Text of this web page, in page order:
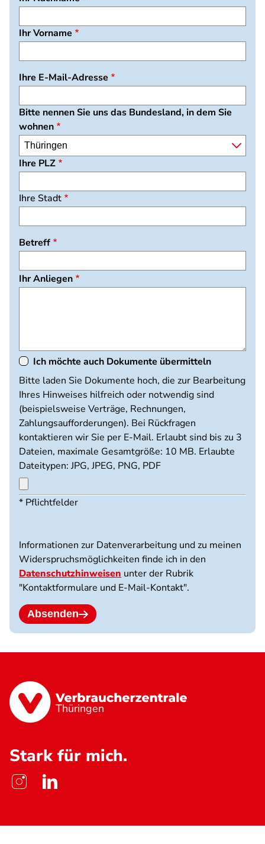
Ihr Vorname
Ihre E-Mail-Adresse
Bitte nennen Sie uns das Bundesland, in dem Sie
wohnen
Ihre PLZ
Ihre Stadt
Betreff
Ihr Anliegen
Ich möchte auch Dokumente übermitteln
Dokumente
hochladen
Bitte laden Sie Dokumente hoch, die zur Bearbeitung
Ihres Hinweises hilfreich oder notwendig sind
(beispielsweise Verträge, Rechnungen,
Zahlungsaufforderungen). Bei Rückfragen
kontaktieren wir Sie per E-Mail. Erlaubt sind bis zu 3
Dateien, maximale Gesamtgröße: 10 MB. Erlaubte
Dateitypen: JPG, JPEG, PNG, PDF
Maximal
möglich.
10
MB
Limit.
Erlaubte
jpg
jpeg
pdf.
* Pflichtfelder
Informationen zur Datenverarbeitung und zu meinen
Widerspruchsmöglichkeiten finde ich in den
Datenschutzhinweisen unter der Rubrik
"Kontaktformulare und E-Mail-Kontakt".
Absenden
Thüringen
Stark für mich.